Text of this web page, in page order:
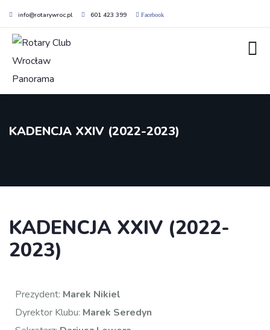
info@rotarywroc.pl 601 423 399 Facebook
KADENCJA XXIV (2022-2023)
KADENCJA XXIV (2022-
2023)
Prezydent: Marek Nikiel
Dyrektor Klubu: Marek Seredyn